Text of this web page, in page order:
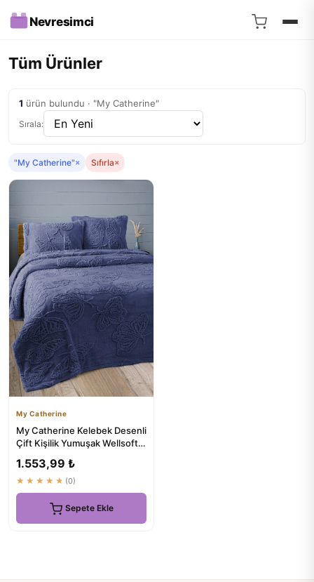
Nevresimci
Tüm Ürünler
1 ürün bulundu · "My Catherine"
Sırala:
"My Catherine"× Sıfırla×
My Catherine
My Catherine Kelebek Desenli
Çift Kişilik Yumuşak Wellsoft
1.553,99 ₺
★★★★★ (0)
Sepete Ekle